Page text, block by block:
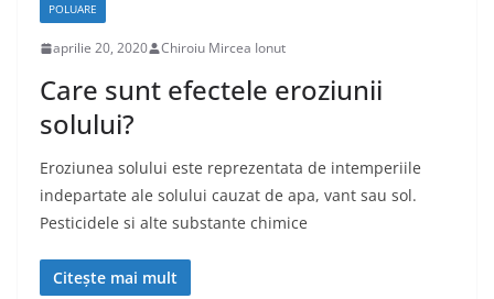
POLUARE
aprilie 20, 2020 Chiroiu Mircea Ionut
Care sunt efectele eroziunii
solului?
Eroziunea solului este reprezentata de intemperiile
indepartate ale solului cauzat de apa, vant sau sol.
Pesticidele si alte substante chimice
Citește mai mult